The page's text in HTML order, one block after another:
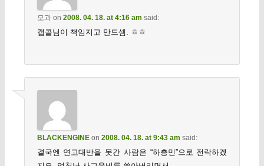
모과on 2008. 04. 18. at 4:16 am said:
캡콜님이 책임지고 만드셈. ㅎㅎ
BLACKENGINEon 2008. 04. 18. at 9:43 am said:
결국엔 연고대반을 못간 사람은 “하층민”으로 전락하겠